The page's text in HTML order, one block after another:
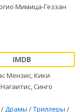
живших
с Тихоокеанского
Мимица-Геззан
Мензис, Кики
Синго
/Драмы /Триллеры /